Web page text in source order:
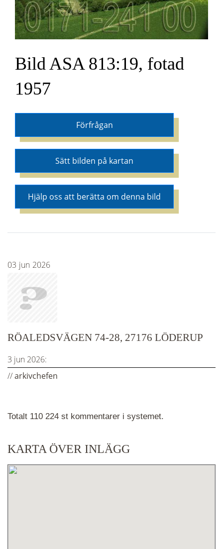
Bild ASA 813:19, fotad
1957
Förfrågan
Sätt bilden på kartan
Hjälp oss att berätta om denna bild
Totalt 110 224 st kommentarer i systemet.
KARTA ÖVER INLÄGG
03 jun 2026
RÖALEDSVÄGEN 74-28, 27176 LÖDERUP
3 jun 2026:
//arkivchefen